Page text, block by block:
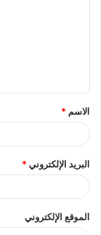
ق
*
الاسم *
البريد الإلكتروني*
الموقع الإلكتروني